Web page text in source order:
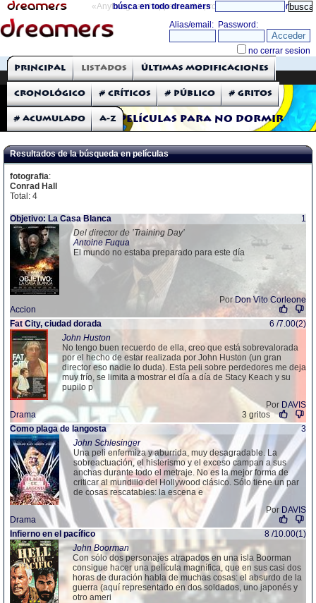
«Anything can happen and it probably will» directorio
búsca en todo dreamers
THE DREAMERS
Críticas: Películas
Películas para no dormir
Principal Listados Últimas modificaciones
Cronológico # Críticos # Público # Gritos
# Acumulado A-Z
Resultados de la búsqueda en películas
fotografia:
Conrad Hall
Total: 4
Objetivo: La Casa Blanca
1
Del director de ’Training Day’
Antoine Fuqua
El mundo no estaba preparado para este día
PorDon Vito Corleone
Accion
Fat City, ciudad dorada
6 /7.00(2)
John Huston
No tengo buen recuerdo de ella, creo que está sobrevalorada
por el hecho de estar realizada por John Huston (un gran
director eso nadie lo duda). Esta peli sobre perdedores me deja
muy frío, se limita a mostrar el día a día de Stacy Keach y su
pupilo p
Por DAVIS
Drama
3 gritos
Como plaga de langosta
3
John Schlesinger
Una peli enfermiza y aburrida, muy desagradable. La
sobreactuación, el histerismo y el exceso campan a sus
anchas durante todo el metraje. No es la mejor forma de
criticar al mundillo del Hollywood clásico. Sólo tiene un par
de cosas rescatables: la escena e
Por DAVIS
Drama
Infierno en el pacífico
8 /10.00(1)
John Boorman
Con sólo dos personajes atrapados en una isla Boorman
consigue hacer una película magnífica, que en sus casi dos
horas de duración habla de muchas cosas: el absurdo de la
guerra (aquí representado en dos soldados, uno japonés y
otro ameri